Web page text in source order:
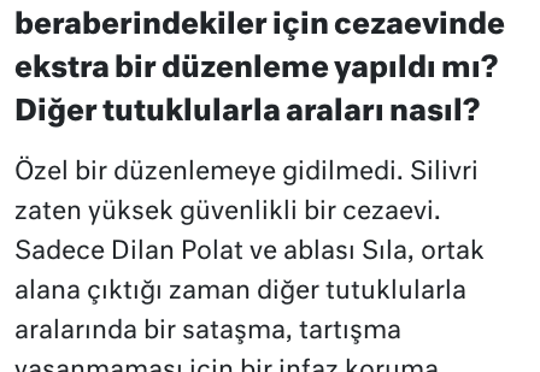
beraberindekiler için cezaevinde
ekstra bir düzenleme yapıldı mı?
Diğer tutuklularla araları nasıl?
Özel bir düzenlemeye gidilmedi. Silivri
zaten yüksek güvenlikli bir cezaevi.
Sadece Dilan Polat ve ablası Sıla, ortak
alana çıktığı zaman diğer tutuklularla
aralarında bir sataşma, tartışma